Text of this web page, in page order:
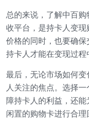
总的来说，了解中百
收平台，是持卡人变
价格的同时，也要确保
持卡人才能在变现过程
最后，无论市场如何变
人关注的焦点。选择
障持卡人的利益，还
闲置的购物卡进行合